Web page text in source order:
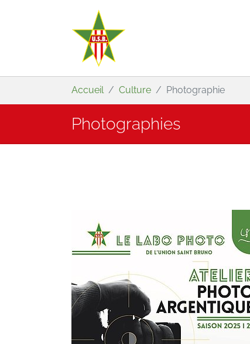
Accueil Culture Photographie
Photographies